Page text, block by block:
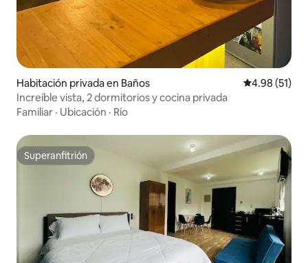
Habitación privada en Baños Calificación
4.98 (51)
Increíble vista, 2 dormitorios y cocina privada
Familiar · Ubicación · Río
Superanfitrión
Superanfitrión